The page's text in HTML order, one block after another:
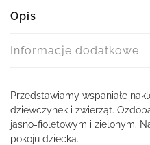
Opis
Informacje dodatkowe
Przedstawiamy wspaniałe
dziewczynek i zwierząt.
jasno-fioletowym i zielonym.
pokoju dziecka.